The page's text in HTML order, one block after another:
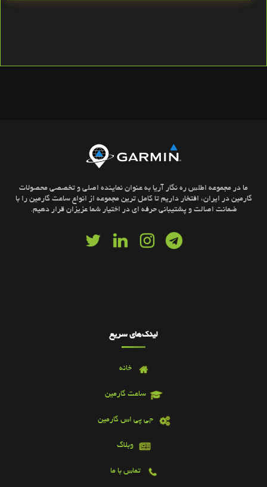
ما در مجموعه اطلس ره نگار آریا به عنوان نماینده اصلی و تخصصی محصولات
گارمین در ایران، افتخار داریم تا کامل ترین مجموعه از انواع ساعت گارمین را با
ضمانت اصالت و پشتیبانی حرفه ای در اختیار شما عزیزان قرار دهیم.
لینک‌های سریع
خانه
ساعت گارمین
جی پی اس گارمین
وبلاگ
تماس با ما